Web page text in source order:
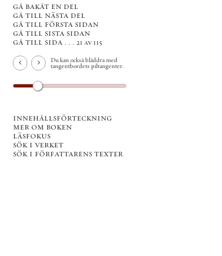
gå bakåt en del
gå till nästa del
gå till första sidan
gå till sista sidan
gå till sida . . . 21 av 115
Du kan också bläddra med
tangentbordets piltangenter.
innehållsförteckning
mer om boken
läsfokus
sök i verket
sök i författarens texter